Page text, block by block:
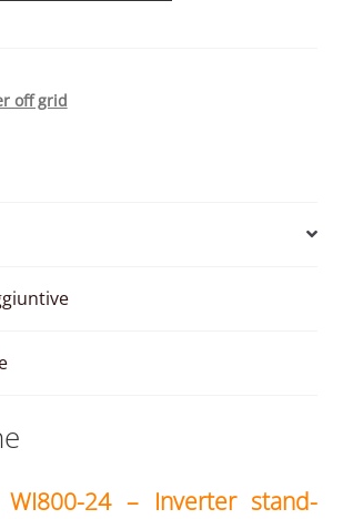
off grid
WI800-24 – Inverter stand-